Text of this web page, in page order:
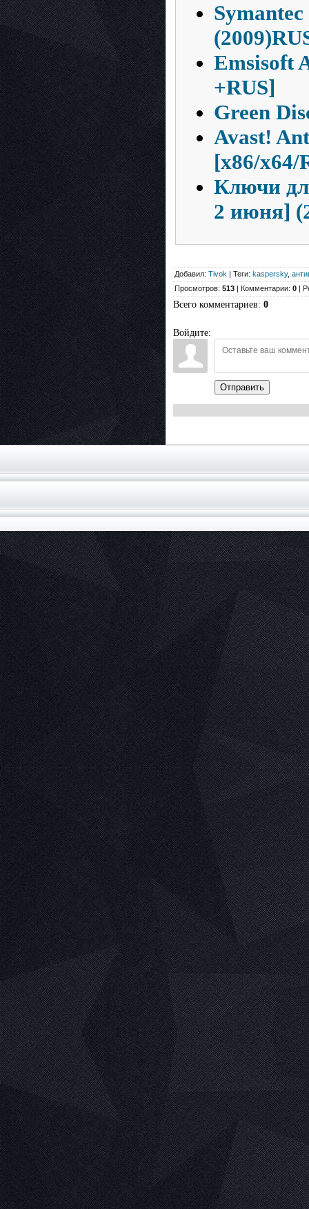
Emsisoft
+RUS]
Green
Avast!
[x86/x64/
Ключи
2 июня]
Добавил: Tivok | Теги: kaspersky,
Просмотров: 513 | Комментарии: 0 |
Всего комментариев: 0
Войдите:
Отправить